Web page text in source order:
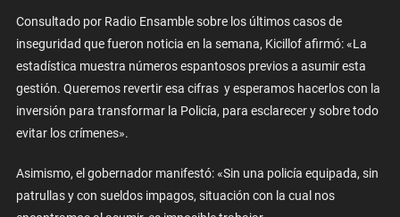
Consultado por Radio Ensamble sobre los últimos casos de
inseguridad que fueron noticia en la semana, Kicillof afirmó: «La
estadística muestra números espantosos previos a asumir esta
gestión. Queremos revertir esa cifras y esperamos hacerlos con la
inversión para transformar la Policía, para esclarecer y sobre todo
evitar los crímenes».
Asimismo, el gobernador manifestó: «Sin una policía equipada, sin
patrullas y con sueldos impagos, situación con la cual nos